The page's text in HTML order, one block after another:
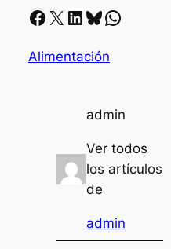
Facebook X LinkedIn Bluesky Whatsapp
Alimentación
admin
Ver todos
los artículos
de
admin